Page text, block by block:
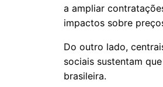
a ampliar
impactos sobre
Do outro lado,
sociais sustentam
brasileira.